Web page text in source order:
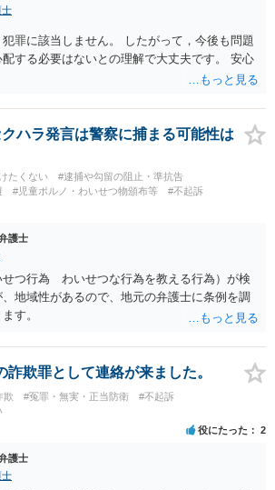
士
罪に該当しません。 したがって，今後も問題
する必要はないとの理解で大丈夫です。 安心
ハラ発言は警察に捕まる可能性は
たくない
#逮捕や勾留の阻止・準抗告
#児童ポルノ・わいせつ物頒布等 #不起訴
護士
せつ行為 わいせつな行為を教える行為）が検
地域性があるので、地元の弁護士に条例を調
す。
欺罪として連絡が来ました。
欺 #冤罪・無実・正当防衛
#不起訴
役にたった 2
護士
士